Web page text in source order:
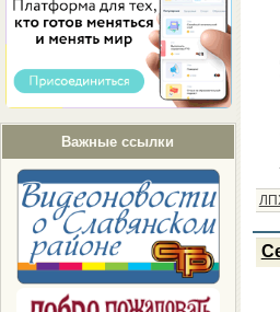
Важные ссылки